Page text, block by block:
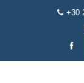
+30